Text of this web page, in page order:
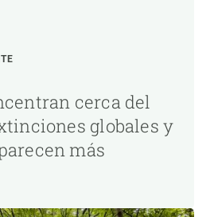
cerca del
globales y
más